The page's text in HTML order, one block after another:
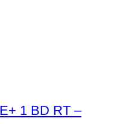
1 BD RT –